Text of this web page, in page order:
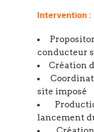
Intervention :
conducteur
Création
site imposé
lancement